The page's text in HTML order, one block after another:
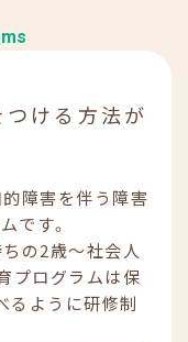
つける方法が
的障害を伴う障害
です。
の2歳〜社会人
プログラムは保
るように研修制